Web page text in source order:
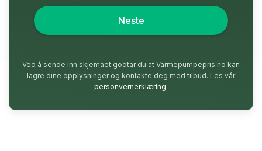
Neste
Ved å sende inn skjemaet godtar du at Varmepumpepris.no kan
lagre dine opplysninger og kontakte deg med tilbud. Les vår
personvernerklæring.